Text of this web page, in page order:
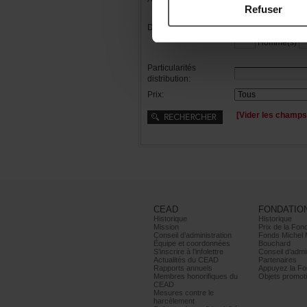
Refuser
Distribution: Femme(s)
Homme(s)
Particularités
distribution:
Prix:
CEAD
Historique
Mission
Conseild’administration
Équipeetcoordonnées
S’inscrireàl’infolettre
ActualitésduCEAD
Rapportsannuels
Membreshonorifiquesdu
CEAD
Mesurescontrele
harcèlement
Historique
Bouchard
Partenaires